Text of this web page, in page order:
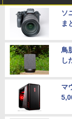
ソ
ま
鳥
し
マ